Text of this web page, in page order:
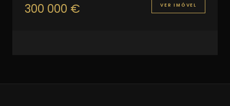
300 000 € VER IMÓVEL